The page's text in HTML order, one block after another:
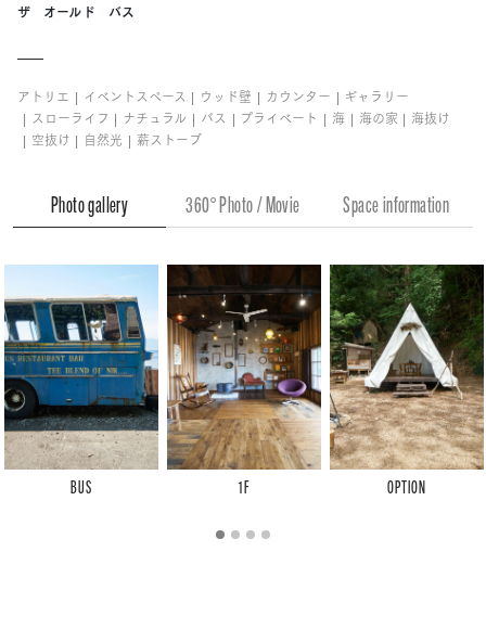
ザ オールド バス
アトリエ イベントスペース ウッド壁 カウンター
ギャラリー
スローライフ
ナチュラル バス プライベート 海 海の家
海抜け
空抜け
自然光 薪ストーブ
Photo gallery 360° Photo / Movie Space information
BUS 1F OPTION